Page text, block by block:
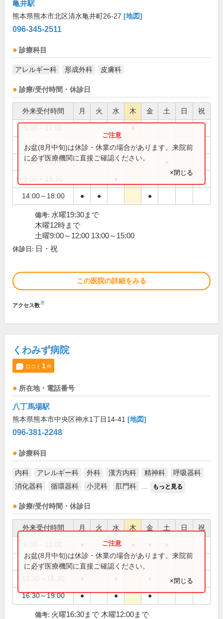
亀井駅
熊本県熊本市北区清水亀井町26-27 [地図]
096-345-2511
診療科目
アレルギー科 形成外科 皮膚科
診療/受付時間・休診日
外来受付時間 月 火 水 木 金 土 日 祝
9:00～12:30 ● ● ●
9:00～15:00
14:00～18:00 ● ● ●
お盆(8月中旬)は休診・休業の場合があります。来院前
に必ず医療機関に直接ご確認ください。
×閉じる
備考: 水曜19:30まで
木曜12時まで
土曜9:00～12:00 13:00～15:00
休診日: 日・祝
この医院の詳細をみる
アクセス数※
くわみず病院
口コミ 1件
所在地・電話番号
八丁馬場駅
熊本県熊本市中央区神水1丁目14-41 [地図]
096-381-2248
診療科目
内科 アレルギー科 外科 漢方内科 精神科
呼吸器科
消化器科
循環器科 小児科 肛門科 もっと見る
診療/受付時間・休診日
外来受付時間 月 火 水 木 金 土 日 祝
●
8:00～16:30 ●
16:30～19:00 ● ● ●
お盆(8月中旬)は休診・休業の場合があります。来院前
に必ず医療機関に直接ご確認ください。
×閉じる
備考: 火曜16:30まで 木曜12:00まで